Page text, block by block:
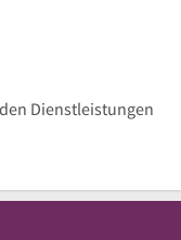
Dienstleistungen